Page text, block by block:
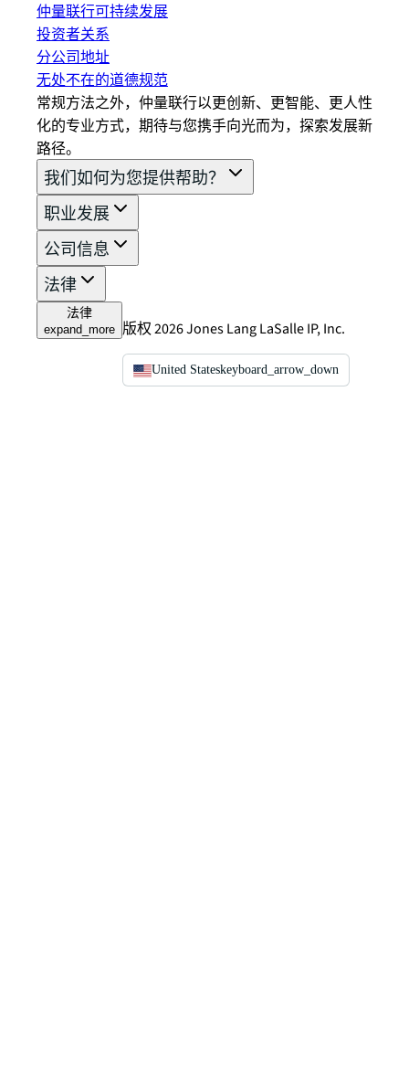
仲量联行可持续发展
投资者关系
分公司地址
无处不在的道德规范
常规方法之外，仲量联行以更创新、更智能、更人性
化的专业方式，期待与您携手向光而为，探索发展新
路径。
我们如何为您提供帮助？
职业发展
公司信息
法律
法律
expand_more 版权 2026 Jones Lang LaSalle IP, Inc.
United Stateskeyboard_arrow_down